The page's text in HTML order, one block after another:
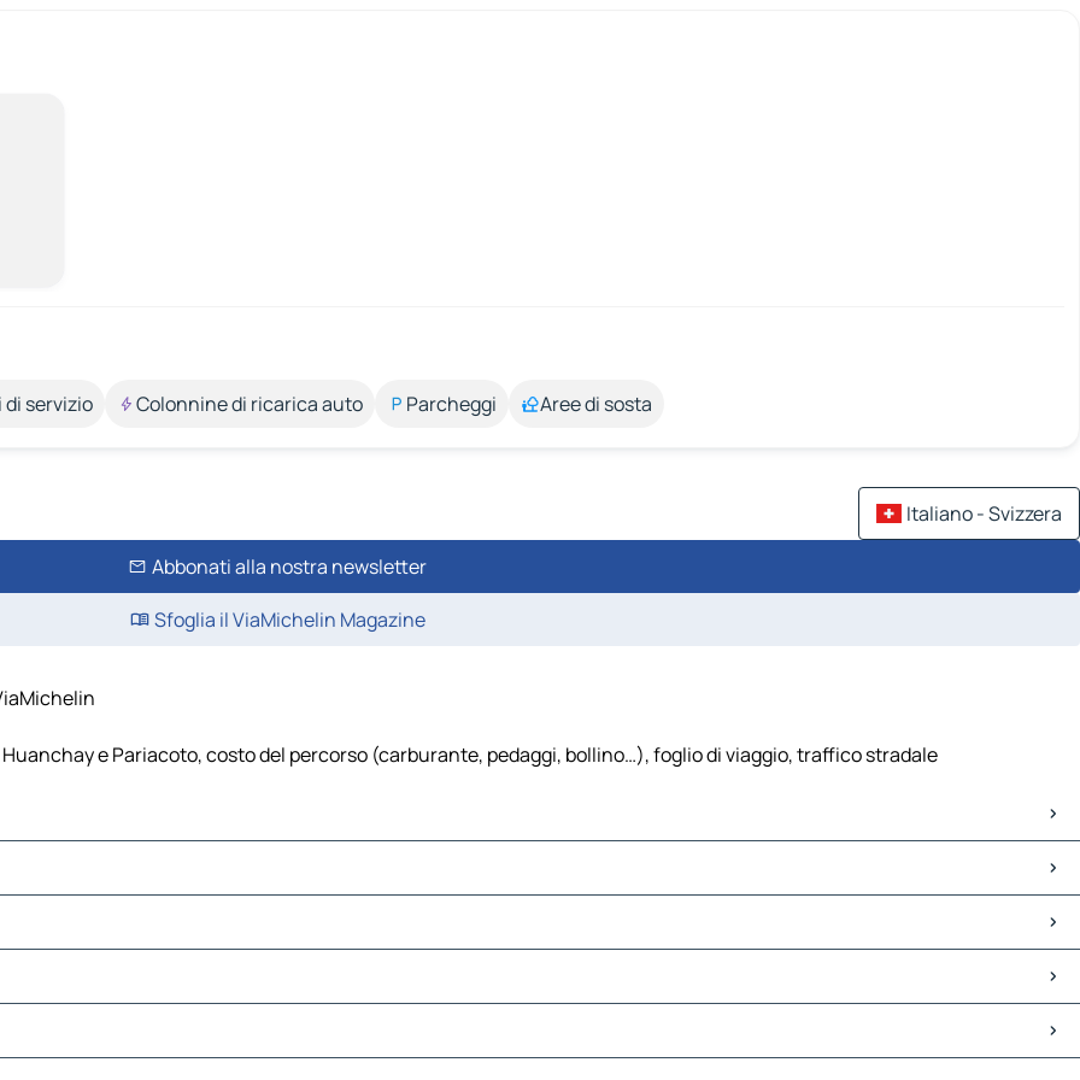
servizio Colonnine di ricarica auto Parcheggi Aree di sosta
Italiano - Svizzera
Abbonati alla nostra newsletter
Sfoglia il ViaMichelin Magazine
e Pariacoto, costo del percorso (carburante, pedaggi, bollino…), foglio di viaggio, traffico stradale